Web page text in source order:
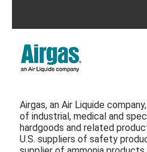
Airgas, an Air Liquide
of industrial, medical and
hardgoods and related
U.S. suppliers of safety